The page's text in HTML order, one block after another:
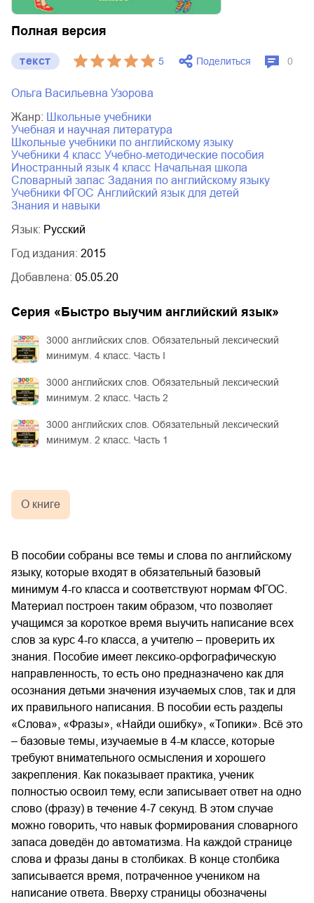
Полная версия
текст 5 Поделиться 0
Ольга Васильевна Узорова
Жанр:
школьные учебники
учебная и научная литература
школьные учебники по английскому языку
учебники 4 класс
учебно-методические пособия
иностранный язык 4 класс
начальная школа
словарный запас
задания по английскому языку
учебники ФГОС
английский язык для детей
знания и навыки
Язык: Русский
Год издания: 2015
Добавлена: 05.05.20
Серия « Быстро выучим английский язык»
3000 английских слов. Обязательный лексический
минимум. 4 класс. Часть I
3000 английских слов. Обязательный лексический
минимум. 2 класс. Часть 2
3000 английских слов. Обязательный лексический
минимум. 2 класс. Часть 1
О книге
В пособии собраны все темы и слова по английскому
языку, которые входят в обязательный базовый
минимум 4-го класса и соответствуют нормам ФГОС.
Материал построен таким образом, что позволяет
учащимся за короткое время выучить написание всех
слов за курс 4-го класса, а учителю – проверить их
знания. Пособие имеет лексико-орфографическую
направленность, то есть оно предназначено как для
осознания детьми значения изучаемых слов, так и для
их правильного написания. В пособии есть разделы
«Слова», «Фразы», «Найди ошибку», «Топики». Всё это
– базовые темы, изучаемые в 4-м классе, которые
требуют внимательного осмысления и хорошего
закрепления. Как показывает практика, ученик
полностью освоил тему, если записывает ответ на одно
слово (фразу) в течение 4-7 секунд. В этом случае
можно говорить, что навык формирования словарного
запаса доведён до автоматизма. На каждой странице
слова и фразы даны в столбиках. В конце столбика
записывается время, потраченное учеником на
написание ответа. Вверху страницы обозначены